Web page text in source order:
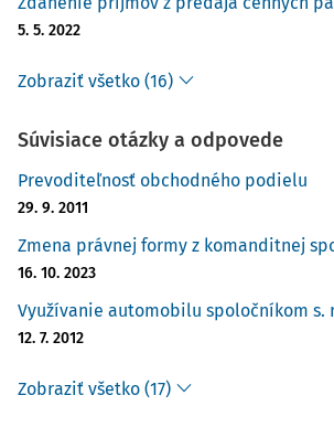
obchodného podielu závislá od
zákonníkačistým obchodným imaním je
podnikaním. Z účtovného hľadiska
imanie vykázané v súvahe ako
jednotky a tvorí ho základné imanie,
fondy tvorené zo zisku, výsledok
rokov a výsledok hosp
5. 5. 2022
Zobraziť všetko (16)
Súvisiace otázky a odpovede
Prevoditeľnosť obchodného podielu
29. 9. 2011
Zmena právnej formy z komanditnej
16. 10. 2023
Využívanie automobilu spoločníkom s.
12. 7. 2012
Zobraziť všetko (17)